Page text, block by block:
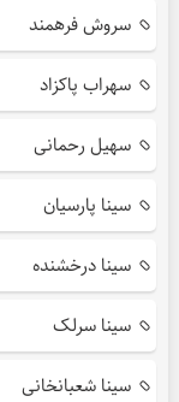
سروش فرهمند
سهراب پاکزاد
سهیل رحمانی
سینا پارسیان
سینا درخشنده
سینا سرلک
سینا شعبانخانی